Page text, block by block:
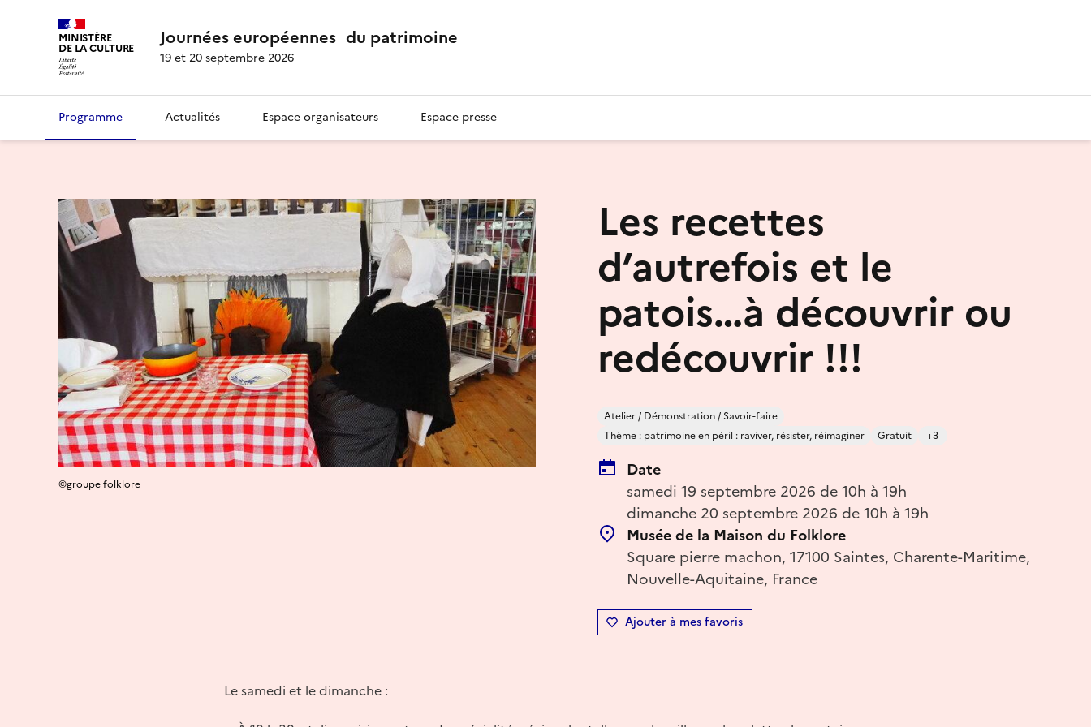
MINISTÈRE
DE LA CULTURE Journées européennes du patrimoine
19 et 20 septembre 2026
Programme Actualités Espace organisateurs Espace presse
Les recettes
d’autrefois et le
patois…à découvrir ou
redécouvrir !!!
Atelier / Démonstration / Savoir-faire
Thème : patrimoine en péril : raviver, résister, réimaginer
Gratuit +3
Date
samedi 19 septembre 2026 de 10h à 19h
dimanche 20 septembre 2026 de 10h à 19h
Musée de la Maison du Folklore
Square pierre machon, 17100 Saintes, Charente-Maritime,
Nouvelle-Aquitaine, France
Ajouter à mes favoris
©groupe folklore
Le samedi et le dimanche :